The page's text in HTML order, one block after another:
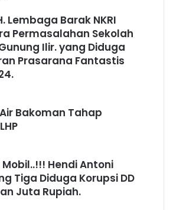
Lembaga Barak NKRI
Permasalahan Sekolah
Ilir. yang Diduga
Prasarana Fantastis
Bakoman Tahap
Hendi Antoni
Tiga Diduga Korupsi DD
Juta Rupiah.